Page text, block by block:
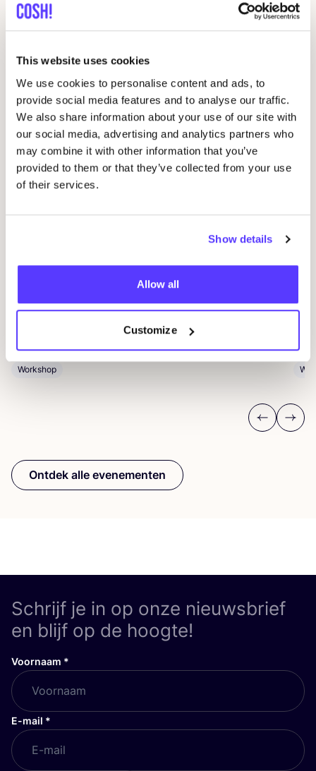
This website uses cookies
We use cookies to personalise content and ads, to
provide social media features and to analyse our traffic.
We also share information about your use of our site with
our social media, advertising and analytics partners who
may combine it with other information that you’ve
provided to them or that they’ve collected from your use
of their services.
Show details
Allow all
Customize
Gerelateerde evenementen
je kleren: borduren met
Pieter Reypenslei 4-6 2640 Mortsel België
Workshop
Previous
Next
Ontdek alle evenementen
Schrijf je in op onze nieuwsbrief
en blijf op de hoogte!
Voornaam *
E-mail *